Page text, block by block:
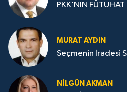
PKK’NIN FÜTUHAT
MURAT AYDIN
Seçmenin İradesi
NILGÜN AKMAN